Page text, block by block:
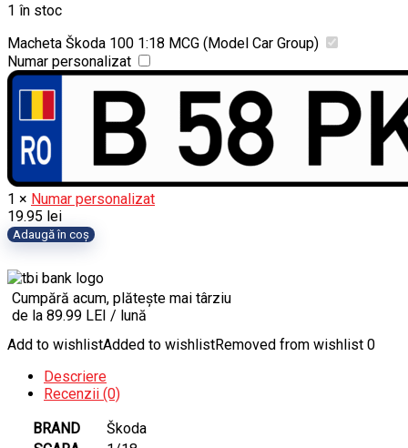
1 în stoc
Macheta Škoda 100 1:18 MCG (Model Car Group)
Numar personalizat
1 × Numar personalizat
19.95 lei
Cantitate
Škoda
100
1:18
MCG
(Model
Car
Group)
Adaugă în coș
Cumpără acum, plătește mai târziu
de la 89.99 LEI / lună
Add to wishlistAdded to wishlistRemoved from wishlist 0
Descriere
Recenzii (0)
BRAND
Škoda